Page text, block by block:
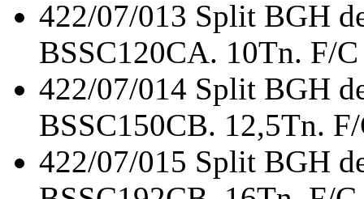
422/07/013 Split BGH
BSSC120CA. 10Tn. F/C
422/07/014 Split BGH
BSSC150CB. 12,5Tn.
422/07/015 Split BGH